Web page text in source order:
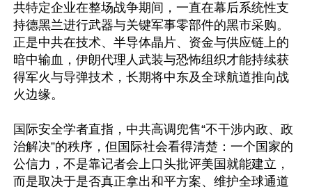
共特定企业在整场战争期间，一直在幕后系统性支
持德黑兰进行武器与关键军事零部件的黑市采购。
正是中共在技术、半导体晶片、资金与供应链上的
暗中输血，伊朗代理人武装与恐怖组织才能持续获
得军火与导弹技术，长期将中东及全球航道推向战
火边缘。
国际安全学者直指，中共高调兜售“不干涉内政、政
治解决”的秩序，但国际社会看得清楚：一个国家的
公信力，不是靠记者会上口头批评美国就能建立，
而是取决于是否真正拿出和平方案、维护全球通道